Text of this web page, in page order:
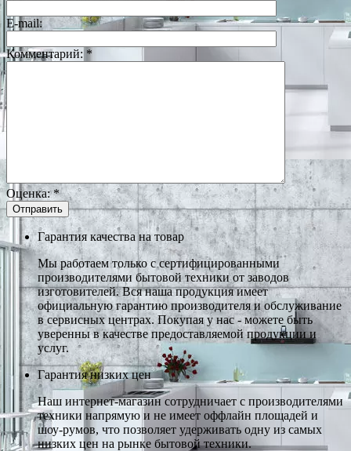
E-mail:
Комментарий: *
Оценка:*
Гарантия качества на товар
Мы работаем только с сертифицированными
производителями бытовой техники от заводов
изготовителей. Вся наша продукция имеет
официальную гарантию производителя и обслуживание
в сервисных центрах. Покупая у нас - можете быть
уверенны в качестве предоставляемой продукции и
услуг.
Гарантия низких цен
Наш интернет-магазин сотрудничает с производителями
техники напрямую и не имеет оффлайн площадей и
шоу-румов, что позволяет удерживать одну из самых
низких цен на рынке бытовой техники.